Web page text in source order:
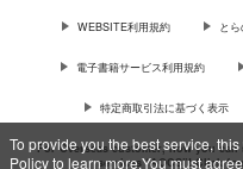
To provide you the best service,
Policy to learn more.You must
WEBSITE利用規約 と
電子書籍サービス利用規約
特定商取引法に基づく表示
For Overseas customer, now you
services “AOCS”! Click